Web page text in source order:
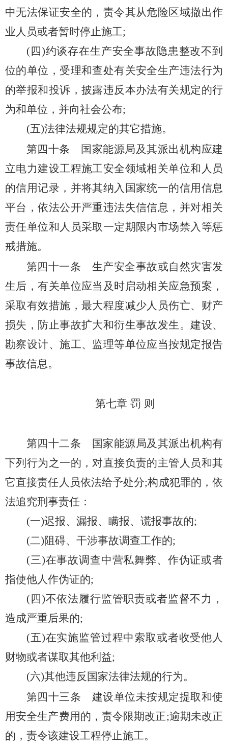
中无法保证安全的，责令其从危险区域撤出作
业人员或者暂时停止施工;
(四)约谈存在生产安全事故隐患整改不到
位的单位，受理和查处有关安全生产违法行为
的举报和投诉，披露违反本办法有关规定的行
为和单位，并向社会公布;
(五)法律法规规定的其它措施。
第四十条 国家能源局及其派出机构应建
立电力建设工程施工安全领域相关单位和人员
的信用记录，并将其纳入国家统一的信用信息
平台，依法公开严重违法失信信息，并对相关
责任单位和人员采取一定期限内市场禁入等惩
戒措施。
第四十一条 生产安全事故或自然灾害发
生后，有关单位应当及时启动相关应急预案，
采取有效措施，最大程度减少人员伤亡、财产
损失，防止事故扩大和衍生事故发生。建设、
勘察设计、施工、监理等单位应当按规定报告
事故信息。
第七章 罚 则
第四十二条 国家能源局及其派出机构有
下列行为之一的，对直接负责的主管人员和其
它直接责任人员依法给予处分;构成犯罪的，依
法追究刑事责任：
(一)迟报、漏报、瞒报、谎报事故的;
(二)阻碍、干涉事故调查工作的;
(三)在事故调查中营私舞弊、作伪证或者
指使他人作伪证的;
(四)不依法履行监管职责或者监督不力，
造成严重后果的;
(五)在实施监管过程中索取或者收受他人
财物或者谋取其他利益;
(六)其他违反国家法律法规的行为。
第四十三条 建设单位未按规定提取和使
用安全生产费用的，责令限期改正;逾期未改正
的，责令该建设工程停止施工。